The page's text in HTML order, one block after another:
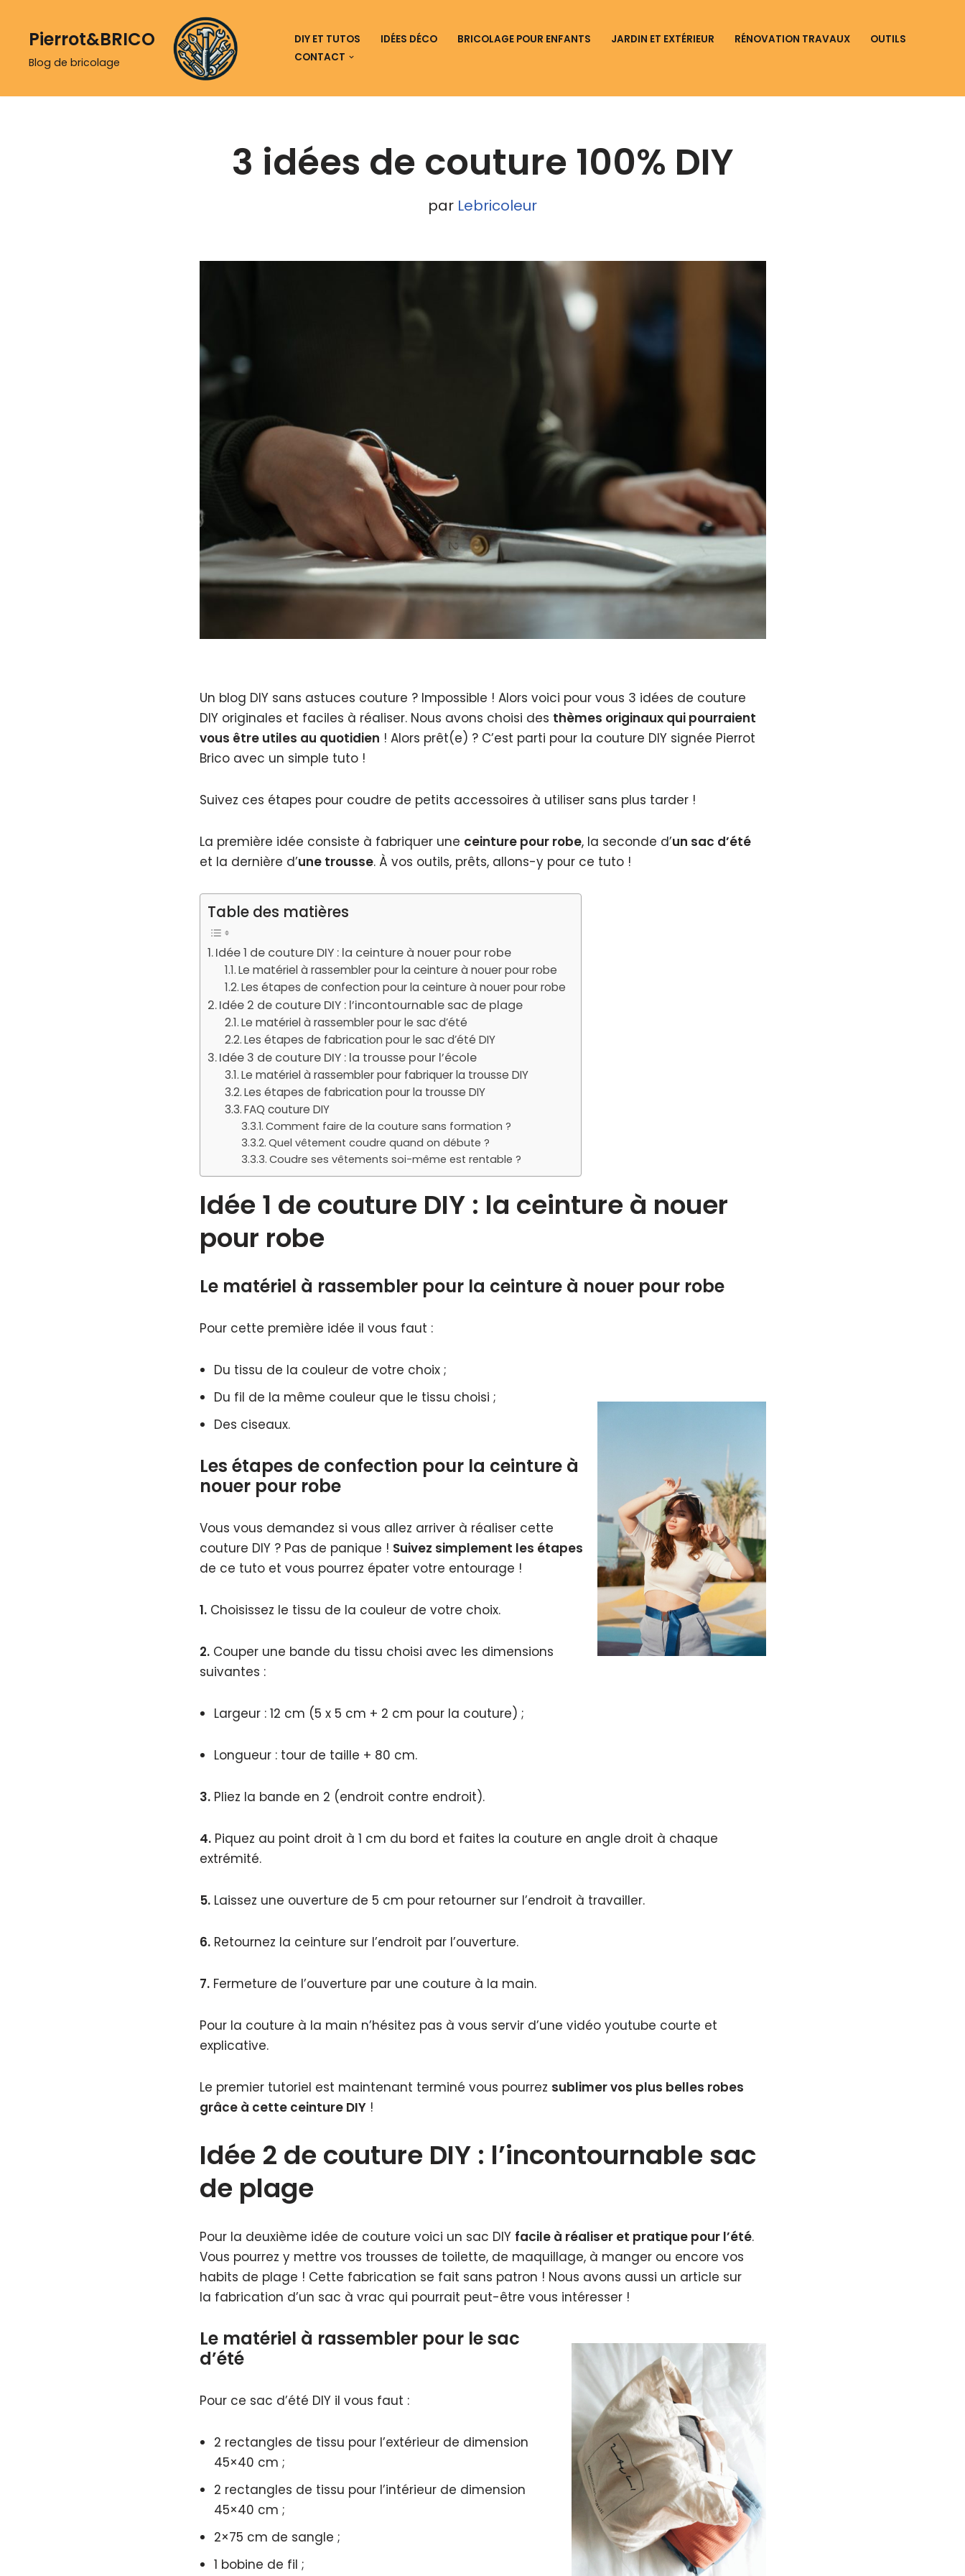
AllerPierrot&BRICO
Blog de bricolage
DIY ET TUTOS IDÉES DÉCO BRICOLAGE POUR ENFANTS JARDIN ET EXTÉRIEUR RÉNOVATION TRAVAUX
OUTILS
CONTACT
3 idées de couture 100% DIY
par Lebricoleur
Un blog DIY sans astuces couture ? Impossible ! Alors voici pour vous 3 idées de couture
DIY originales et faciles à réaliser. Nous avons choisi des thèmes originaux qui pourraient
vous être utiles au quotidien ! Alors prêt(e) ? C’est parti pour la couture DIY signée Pierrot
Brico avec un simple tuto !
Suivez ces étapes pour coudre de petits accessoires à utiliser sans plus tarder !
La première idée consiste à fabriquer une ceinture pour robe, la seconde d’un sac d’été
et la dernière d’une trousse. À vos outils, prêts, allons-y pour ce tuto !
Table des matières
Idée 1 de couture DIY : la ceinture à nouer pour robe
Le matériel à rassembler pour la ceinture à nouer pour robe
Les étapes de confection pour la ceinture à nouer pour robe
Idée 2 de couture DIY : l’incontournable sac de plage
Le matériel à rassembler pour le sac d’été
Les étapes de fabrication pour le sac d’été DIY
Idée 3 de couture DIY : la trousse pour l’école
Le matériel à rassembler pour fabriquer la trousse DIY
Les étapes de fabrication pour la trousse DIY
FAQ couture DIY
Comment faire de la couture sans formation ?
Quel vêtement coudre quand on débute ?
Coudre ses vêtements soi-même est rentable ?
Idée 1 de couture DIY : la ceinture à nouer
pour robe
Le matériel à rassembler pour la ceinture à nouer pour robe
Pour cette première idée il vous faut :
Du tissu de la couleur de votre choix ;
Du fil de la même couleur que le tissu choisi ;
Des ciseaux.
Les étapes de confection pour la ceinture à
nouer pour robe
Vous vous demandez si vous allez arriver à réaliser cette
couture DIY ? Pas de panique ! Suivez simplement les étapes
de ce tuto et vous pourrez épater votre entourage !
1.Choisissez le tissu de la couleur de votre choix.
2.Couper une bande du tissu choisi avec les dimensions
suivantes :
Largeur : 12 cm (5 x 5 cm + 2 cm pour la couture) ;
Longueur : tour de taille + 80 cm.
3.Pliez la bande en 2 (endroit contre endroit).
4.Piquez au point droit à 1 cm du bord et faites la couture en angle droit à chaque
extrémité.
5.Laissez une ouverture de 5 cm pour retourner sur l’endroit à travailler.
6.Retournez la ceinture sur l’endroit par l’ouverture.
7.Fermeture de l’ouverture par une couture à la main.
Pour la couture à la main n’hésitez pas à vous servir d’une vidéo youtube courte et
explicative.
Le premier tutoriel est maintenant terminé vous pourrez sublimer vos plus belles robes
grâce à cette ceinture DIY!
Idée 2 de couture DIY : l’incontournable sac
de plage
Pour la deuxième idée de couture voici un sac DIY facile à réaliser et pratique pour l’été.
Vous pourrez y mettre vos trousses de toilette, de maquillage, à manger ou encore vos
habits de plage ! Cette fabrication se fait sans patron ! Nous avons aussi un article sur
la fabrication d’un sac à vrac qui pourrait peut-être vous intéresser !
Le matériel à rassembler pour le sac
d’été
Pour ce sac d’été DIY il vous faut :
2 rectangles de tissu pour l’extérieur de dimension
45×40 cm ;
2 rectangles de tissu pour l’intérieur de dimension
45×40 cm ;
2×75 cm de sangle ;
1 bobine de fil ;